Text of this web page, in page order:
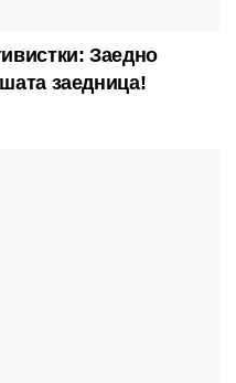
Заедно
заедница!